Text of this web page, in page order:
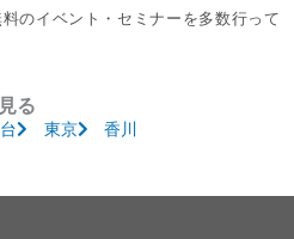
のイベント・セミナーを多数行って
る
東京 香川